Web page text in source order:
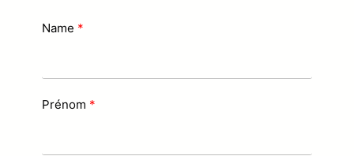
Name
Prénom